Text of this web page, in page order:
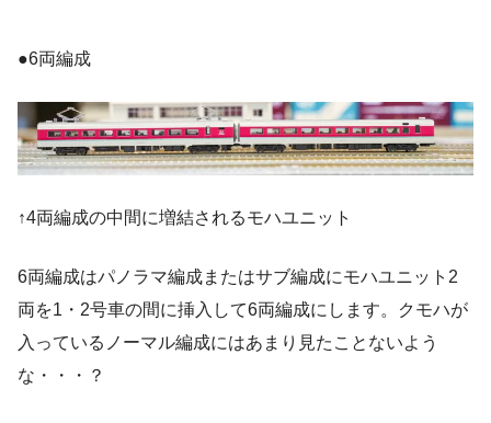
●6両編成
↑4両編成の中間に増結されるモハユニット
6両編成はパノラマ編成またはサブ編成にモハユニット2
両を1・2号車の間に挿入して6両編成にします。クモハが
入っているノーマル編成にはあまり見たことないよう
な・・・？